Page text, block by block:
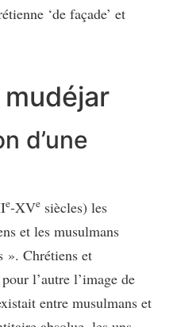
‘de façade’ et
mudéjar
d’une
e-XVe siècles) les
et les musulmans
». Chrétiens et
l’autre l’image de
entre musulmans et